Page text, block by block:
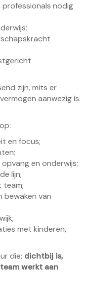
nodig
zijn, mits er
aanwezig is.
en focus;
en onderwijs;
lijn;
team;
bewaken van
met kinderen,
die: dichtbij is,
werkt aan